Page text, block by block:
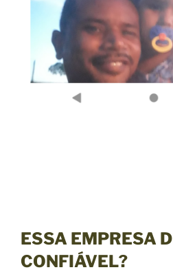
ESSA EMPRESA
CONFIÁVEL?